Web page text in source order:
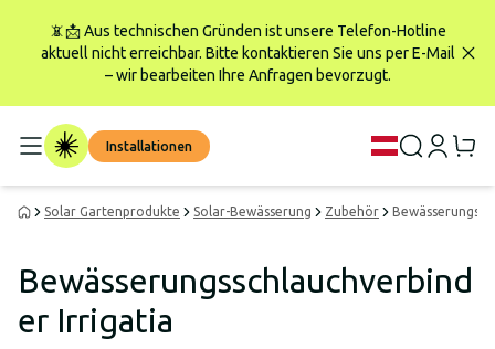
📵📩 Aus technischen Gründen ist unsere Telefon-Hotline
aktuell nicht erreichbar. Bitte kontaktieren Sie uns per E-Mail
– wir bearbeiten Ihre Anfragen bevorzugt.
Installationen
Solar Gartenprodukte Solar-Bewässerung Zubehör
Bewässerungsschlauchverbind
er Irrigatia